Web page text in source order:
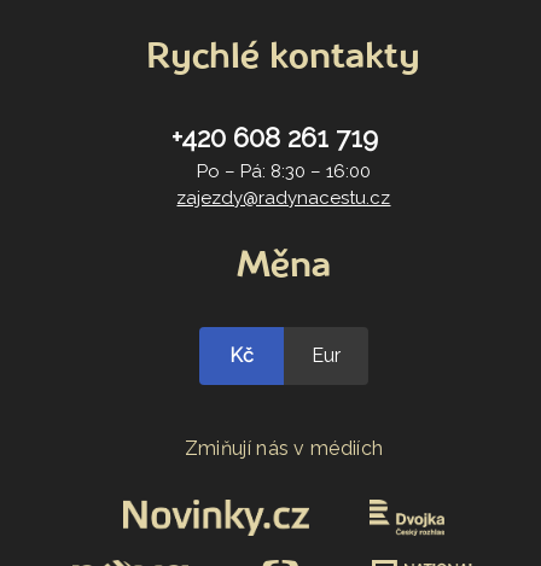
Rychlé kontakty
+420 608 261 719
Po – Pá: 8:30 – 16:00
zajezdy@radynacestu.cz
Měna
Kč Eur
Zmiňují nás v médiích